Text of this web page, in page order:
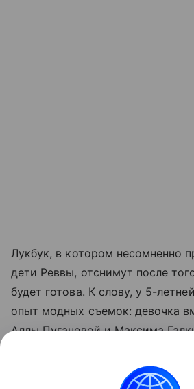
Лукбук, в котором несомненно
дети Реввы, отснимут после
будет готова. К слову, у 5-
опыт модных съемок: девочка
Аллы Пугачевой и Максима
Самые